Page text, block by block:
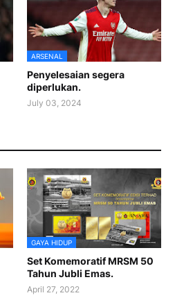
ARSENAL
Penyelesaian segera
diperlukan.
July 03, 2024
GAYA HIDUP
Set Komemoratif MRSM 50
Tahun Jubli Emas.
April 27, 2022